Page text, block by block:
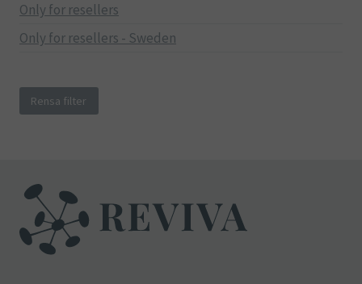
Only for resellers
Only for resellers - Sweden
Rensa filter